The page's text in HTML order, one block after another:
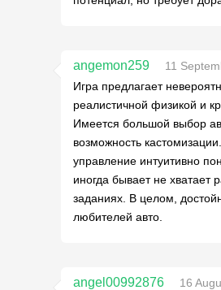
angemon259
11
Игра предлагает
реалистичной физикой и
Имеется большой выбор
возможность
управление интуитивно
иногда бывает не хватает
заданиях. В целом,
любителей авто.
angel00992876
16